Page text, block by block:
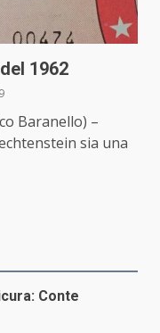
1962
Baranello) –
sia una
Conte